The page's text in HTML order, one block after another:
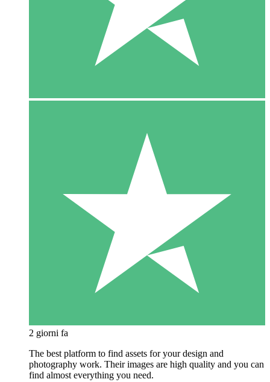
2 giorni fa
The best platform to find assets for your design and
photography work. Their images are high quality and you can
find almost everything you need.